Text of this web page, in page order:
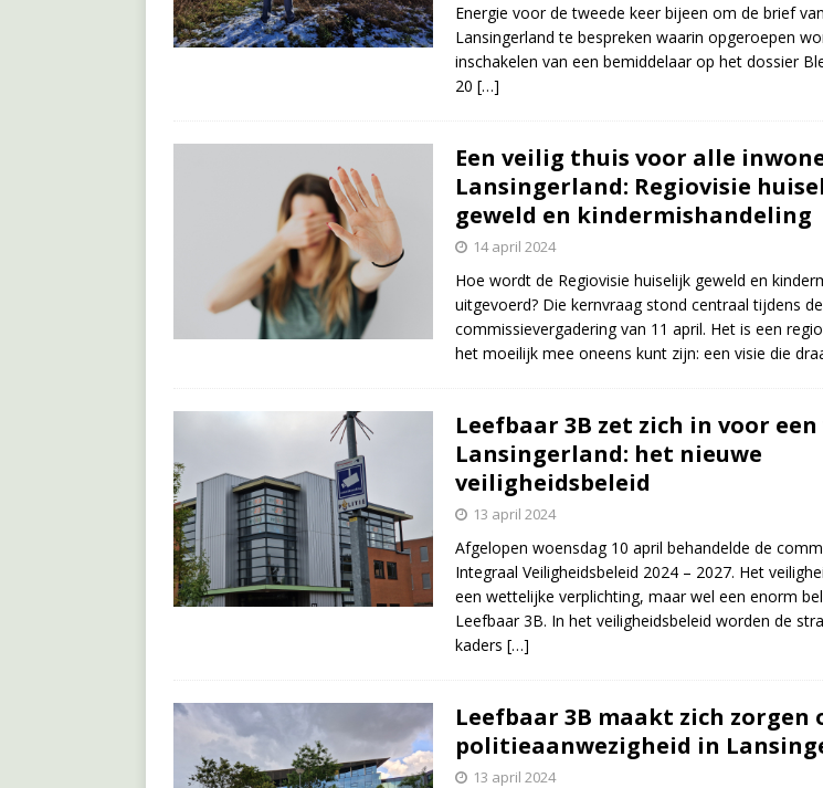
Energie voor de tweede keer bijeen om de brief van
Lansingerland te bespreken waarin opgeroepen
inschakelen van een bemiddelaar op het dossier
20 […]
Een veilig thuis voor alle
Lansingerland: Regiovisie
geweld en kindermishandeling
14 april 2024
Hoe wordt de Regiovisie huiselijk geweld en
uitgevoerd? Die kernvraag stond centraal tijdens de
commissievergadering van 11 april. Het is een
het moeilijk mee oneens kunt zijn: een visie die
Leefbaar 3B zet zich in voor
Lansingerland: het nieuwe
veiligheidsbeleid
13 april 2024
Afgelopen woensdag 10 april behandelde de
Integraal Veiligheidsbeleid 2024 – 2027. Het
een wettelijke verplichting, maar wel een enorm
Leefbaar 3B. In het veiligheidsbeleid worden de
kaders […]
Leefbaar 3B maakt zich zorgen
politieaanwezigheid in
13 april 2024